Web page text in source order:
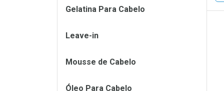
Gelatina Para Cabelo
Leave-in
Mousse de Cabelo
Óleo Para Cabelo